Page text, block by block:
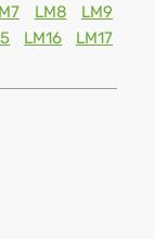
LM8
LM9
LM16
LM17